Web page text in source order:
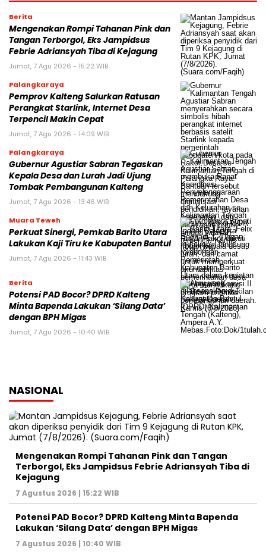
Berita
Mengenakan Rompi Tahanan Pink dan
Tangan Terborgol, Eks Jampidsus
Febrie Adriansyah Tiba di Kejagung
Jumat, 7 Agu 2026 - 15:22 WIB
Palangkaraya
Pemprov Kalteng Salurkan Ratusan
Perangkat Starlink, Internet Desa
Terpencil Makin Cepat
Jumat, 7 Agu 2026 - 14:09 WIB
Palangkaraya
Gubernur Agustiar Sabran Tegaskan
Kepala Desa dan Lurah Jadi Ujung
Tombak Pembangunan Kalteng
Jumat, 7 Agu 2026 - 13:46 WIB
Muara Teweh
Perkuat Sinergi, Pemkab Barito Utara
Lakukan Kaji Tiru ke Kabupaten Bantul
Jumat, 7 Agu 2026 - 11:43 WIB
Berita
Potensi PAD Bocor? DPRD Kalteng
Minta Bapenda Lakukan ‘Silang Data’
dengan BPH Migas
Jumat, 7 Agu 2026 - 10:40 WIB
NASIONAL
Mengenakan Rompi Tahanan Pink dan Tangan
Terborgol, Eks Jampidsus Febrie Adriansyah Tiba di
Kejagung
7 Agustus 2026 | 15:22 WIB
Potensi PAD Bocor? DPRD Kalteng Minta Bapenda
Lakukan ‘Silang Data’ dengan BPH Migas
7 Agustus 2026 | 10:40 WIB